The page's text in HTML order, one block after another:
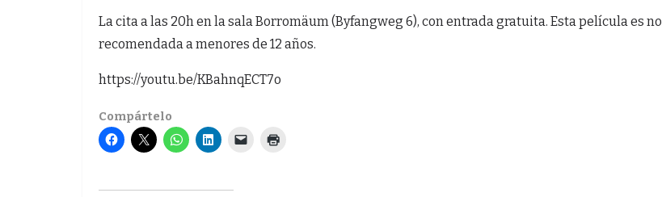
La cita a las 20h en la sala Borromäum (Byfangweg 6), con entrada gratuita. Esta película es no
recomendada a menores de 12 años.
https://youtu.be/KBahnqECT7o
Compártelo